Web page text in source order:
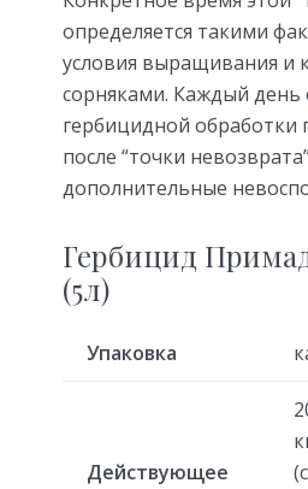
определяется такими
условия выращивания и
сорняками. Каждый день
гербицидной обработки
после “точки
дополнительные
Гербицид
(5л)
Упаковка
Действующее